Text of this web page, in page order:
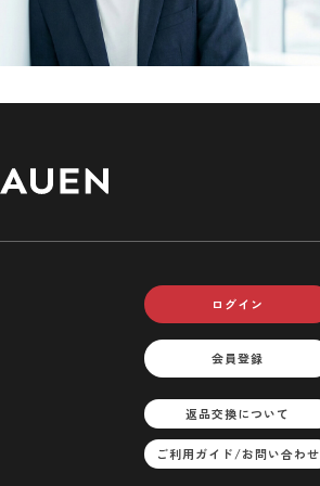
ログイン
会員登録
返品交換について
ご利用ガイド/お問い合わせ